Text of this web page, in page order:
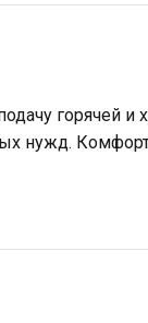
горячей
нужд.